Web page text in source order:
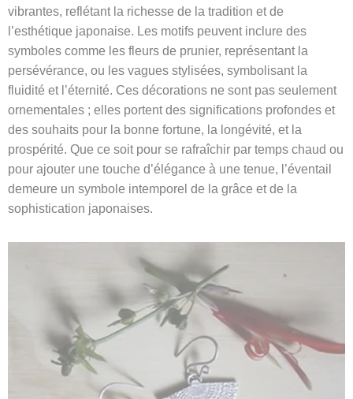
vibrantes, reflétant la richesse de la tradition et de
l’esthétique japonaise. Les motifs peuvent inclure des
symboles comme les fleurs de prunier, représentant la
persévérance, ou les vagues stylisées, symbolisant la
fluidité et l’éternité. Ces décorations ne sont pas seulement
ornementales ; elles portent des significations profondes et
des souhaits pour la bonne fortune, la longévité, et la
prospérité. Que ce soit pour se rafraîchir par temps chaud ou
pour ajouter une touche d’élégance à une tenue, l’éventail
demeure un symbole intemporel de la grâce et de la
sophistication japonaises.